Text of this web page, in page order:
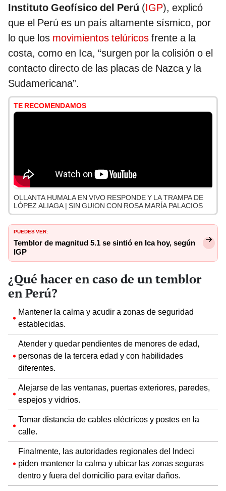
Instituto Geofísico del Perú (IGP), explicó
que el Perú es un país altamente sísmico, por
lo que los movimientos telúricos frente a la
costa, como en Ica, “surgen por la colisión o el
contacto directo de las placas de Nazca y la
Sudamericana”.
TE RECOMENDAMOS
OLLANTA HUMALA EN VIVO RESPONDE Y LA TRAMPA DE
LÓPEZ ALIAGA | SIN GUION CON ROSA MARÍA PALACIOS
PUEDES VER:
Temblor de magnitud 5.1 se sintió en Ica hoy, según
IGP
¿Qué hacer en caso de un temblor
en Perú?
Mantener la calma y acudir a zonas de seguridad
establecidas.
Atender y quedar pendientes de menores de edad,
personas de la tercera edad y con habilidades
diferentes.
Alejarse de las ventanas, puertas exteriores, paredes,
espejos y vidrios.
Tomar distancia de cables eléctricos y postes en la
calle.
Finalmente, las autoridades regionales del Indeci
piden mantener la calma y ubicar las zonas seguras
dentro y fuera del domicilio para evitar daños.